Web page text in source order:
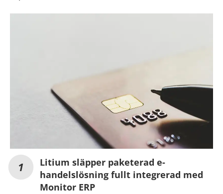
Litium släpper paketerad e-
handelslösning fullt integrerad med
Monitor ERP